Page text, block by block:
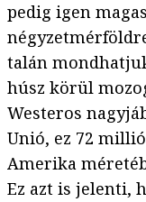
pedig igen
talán
húsz körül
Westeros
Unió, ez 72
Amerika
Ez azt is jelenti,